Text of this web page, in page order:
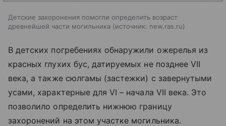
Детские захоронения помогли определить возраст
древнейшей части могильника
источник: new.ras.ru
В детских погребениях обнаружили ожерелья из
красных глухих бус, датируемых не позднее VII
века, а также сюлгамы (застежки) с завернутыми
усами, характерные для VI – начала VII века. Это
позволило определить нижнюю границу
захоронений на этом участке могильника.